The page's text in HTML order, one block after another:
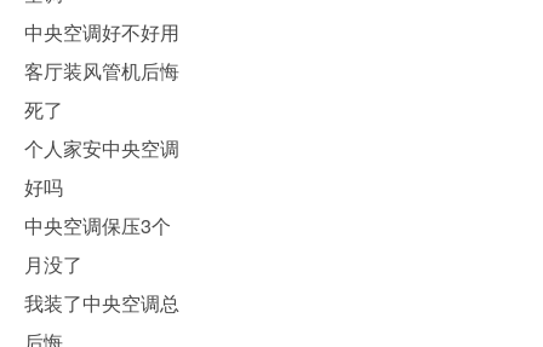
中央空调好不好用
客厅装风管机后悔
死了
个人家安中央空调
好吗
中央空调保压3个
月没了
我装了中央空调总